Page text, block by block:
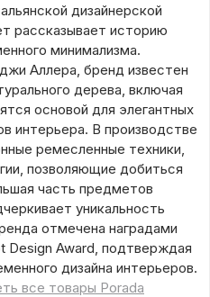
дизайнерской
рассказывает историю
минимализма.
Аллера, бренд известен
дерева, включая
основой для элегантных
интерьера. В производстве
ремесленные техники,
позволяющие добиться
часть предметов
уникальность
отмечена наградами
Design Award, подтверждая
дизайна интерьеров.
все товары Porada